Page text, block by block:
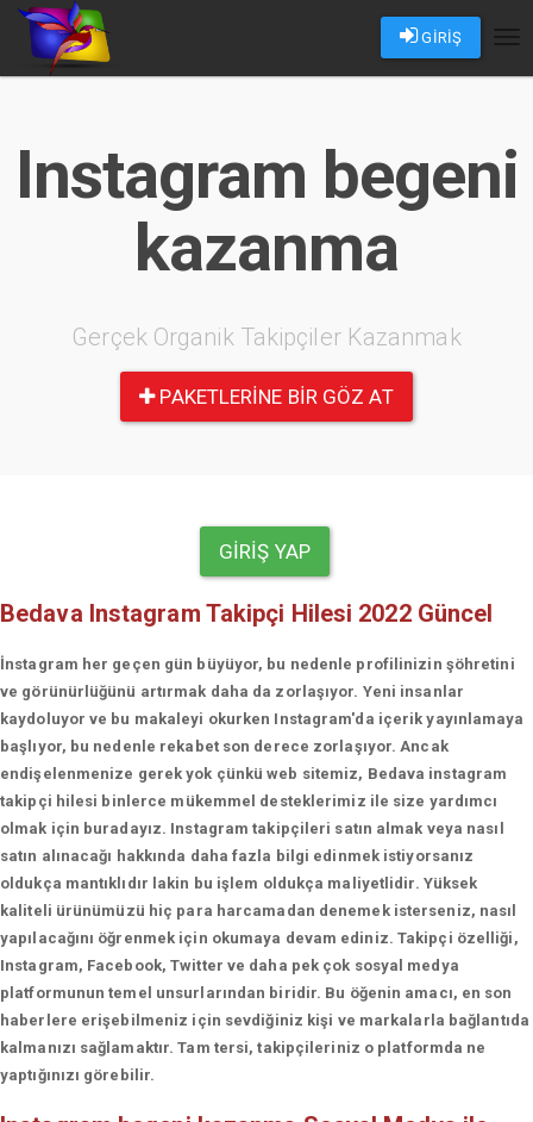
GİRİŞ
Instagram begeni
kazanma
Gerçek Organik Takipçiler Kazanmak
PAKETLERINE BIR GÖZ AT
GIRIŞ YAP
Bedava Instagram Takipçi Hilesi 2022 Güncel
İnstagram her geçen gün büyüyor, bu nedenle profilinizin şöhretini
ve görünürlüğünü artırmak daha da zorlaşıyor. Yeni insanlar
kaydoluyor ve bu makaleyi okurken Instagram'da içerik yayınlamaya
başlıyor, bu nedenle rekabet son derece zorlaşıyor. Ancak
endişelenmenize gerek yok çünkü web sitemiz, Bedava instagram
takipçi hilesi binlerce mükemmel desteklerimiz ile size yardımcı
olmak için buradayız. Instagram takipçileri satın almak veya nasıl
satın alınacağı hakkında daha fazla bilgi edinmek istiyorsanız
oldukça mantıklıdır lakin bu işlem oldukça maliyetlidir. Yüksek
kaliteli ürünümüzü hiç para harcamadan denemek isterseniz, nasıl
yapılacağını öğrenmek için okumaya devam ediniz. Takipçi özelliği,
Instagram, Facebook, Twitter ve daha pek çok sosyal medya
platformunun temel unsurlarından biridir. Bu öğenin amacı, en son
haberlere erişebilmeniz için sevdiğiniz kişi ve markalarla bağlantıda
kalmanızı sağlamaktır. Tam tersi, takipçileriniz o platformda ne
yaptığınızı görebilir.